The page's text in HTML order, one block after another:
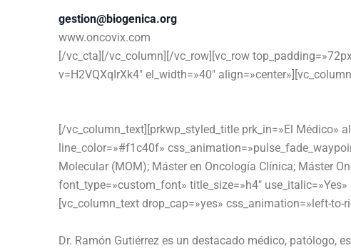
gestion@biogenica.org
www.oncovix.com
[/vc_cta][/vc_column][/vc_row][vc_row
v=H2VQXqIrXk4″ el_width=»40″
[/vc_column_text][prkwp_styled_title prk_in=»El Médico»
line_color=»#f1c40f»
Molecular (MOM); Máster en Oncología Clínica; Máster
font_type=»custom_font» title_size=»h4″
[vc_column_text drop_cap=»yes» css_animation=»left-to-
Dr. Ramón Gutiérrez es un destacado médico, patólogo,